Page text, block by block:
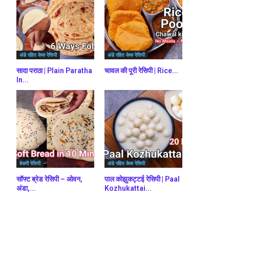
अंडे रहित केक रेसिपी
सादा पराठा | Plain Paratha
In...
अंडे रहित केक रेसिपी
चावल की पूरी रेसिपी | Rice...
बेकरी रेसिपी
सॉफ्ट ब्रेड रेसिपी – ओवन,
अंडा,...
अंडे रहित केक रेसिपी
पाल कोझुकट्टई रेसिपी | Paal
Kozhukattai...